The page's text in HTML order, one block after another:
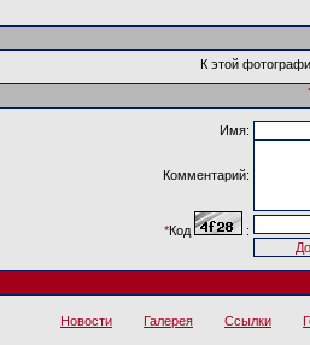
К этой
Имя:
Комментарий:
*Код :
Новости Галерея Ссылки